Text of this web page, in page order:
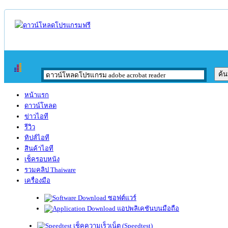
หน้าแรก
ดาวน์โหลด
ข่าวไอที
รีวิว
ทิปส์ไอที
สินค้าไอที
เช็ครอบหนัง
รวมคลิป Thaiware
เครื่องมือ
ซอฟต์แวร์
แอปพลิเคชันบนมือถือ
เช็คความเร็วเน็ต (Speedtest)